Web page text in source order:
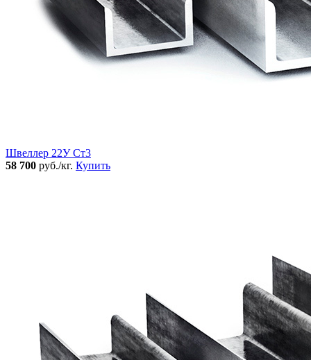
Швеллер 22У Ст3
58 700 руб./кг. Купить